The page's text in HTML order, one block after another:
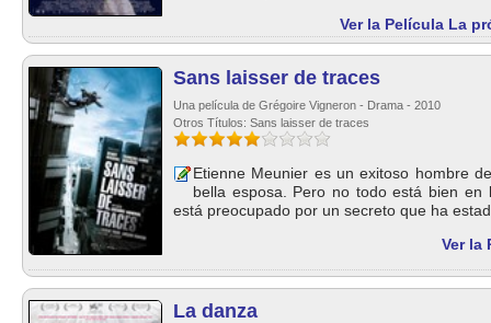
Ver la Película La
Sans laisser de traces
Una película de Grégoire Vigneron - Drama - 2010
Otros Títulos: Sans laisser de traces
Etienne Meunier es un exitoso hombre
bella esposa. Pero no todo está bien en
está preocupado por un secreto que ha
Ver la
La danza